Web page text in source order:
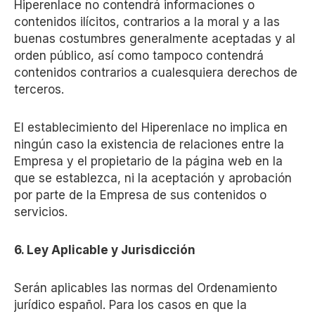
Hiperenlace no contendrá informaciones o
contenidos ilícitos, contrarios a la moral y a las
buenas costumbres generalmente aceptadas y al
orden público, así como tampoco contendrá
contenidos contrarios a cualesquiera derechos de
terceros.
El establecimiento del Hiperenlace no implica en
ningún caso la existencia de relaciones entre la
Empresa y el propietario de la página web en la
que se establezca, ni la aceptación y aprobación
por parte de la Empresa de sus contenidos o
servicios.
6. Ley Aplicable y Jurisdicción
Serán aplicables las normas del Ordenamiento
jurídico español. Para los casos en que la